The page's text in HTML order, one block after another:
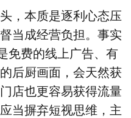
，本质是逐利心态压
当成经营负担。事实
免费的线上广告、有
后厨画面，会天然获
店也更容易获得流量
当摒弃短视思维，主